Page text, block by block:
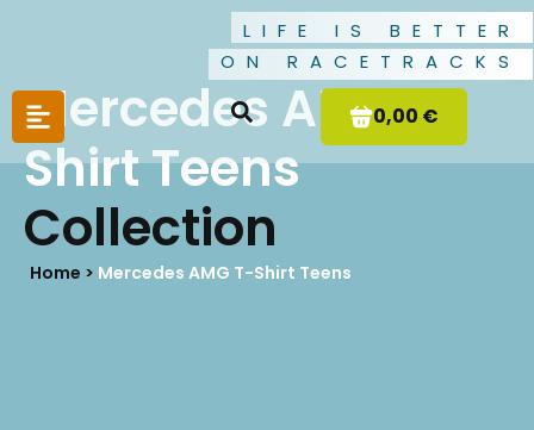
LIFE IS BETTER
ON RACETRACKS
0,00 €
Mercedes AMG T-
Shirt Teens
Collection
Home > Mercedes AMG T-Shirt Teens